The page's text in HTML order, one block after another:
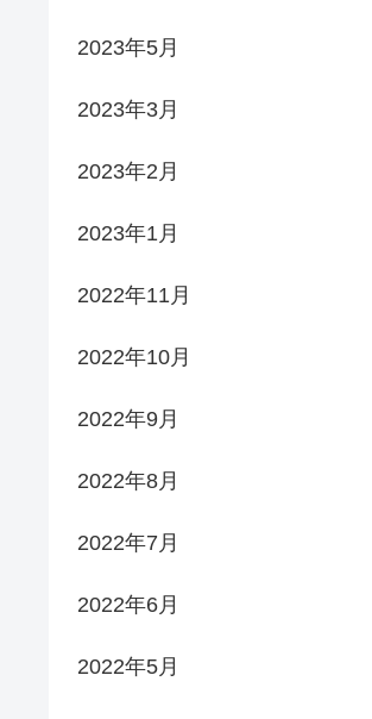
2023年5月
2023年3月
2023年2月
2023年1月
2022年11月
2022年10月
2022年9月
2022年8月
2022年7月
2022年6月
2022年5月